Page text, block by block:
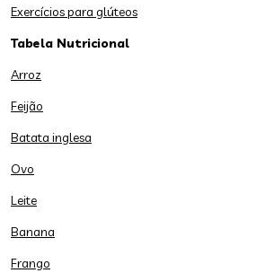
Exercícios para glúteos
Tabela Nutricional
Arroz
Feijão
Batata inglesa
Ovo
Leite
Banana
Frango